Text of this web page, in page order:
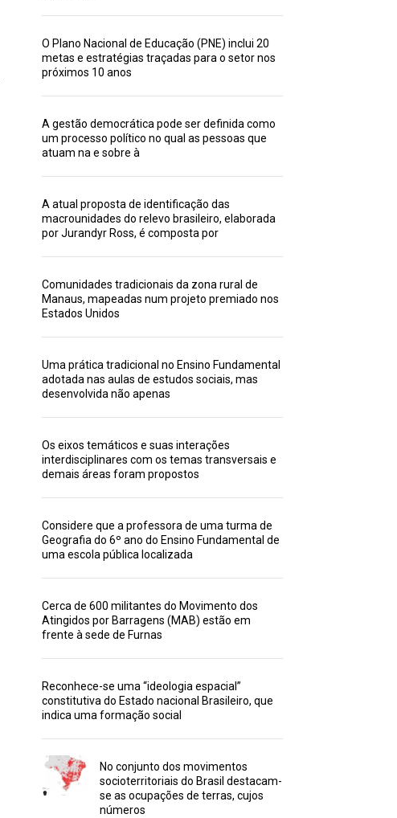
O Plano Nacional de Educação (PNE) inclui 20
metas e estratégias traçadas para o setor nos
próximos 10 anos
A gestão democrática pode ser definida como
um processo político no qual as pessoas que
atuam na e sobre à
A atual proposta de identificação das
macrounidades do relevo brasileiro, elaborada
por Jurandyr Ross, é composta por
Comunidades tradicionais da zona rural de
Manaus, mapeadas num projeto premiado nos
Estados Unidos
Uma prática tradicional no Ensino Fundamental
adotada nas aulas de estudos sociais, mas
desenvolvida não apenas
Os eixos temáticos e suas interações
interdisciplinares com os temas transversais e
demais áreas foram propostos
Considere que a professora de uma turma de
Geografia do 6º ano do Ensino Fundamental de
uma escola pública localizada
Cerca de 600 militantes do Movimento dos
Atingidos por Barragens (MAB) estão em
frente à sede de Furnas
Reconhece-se uma “ideologia espacial”
constitutiva do Estado nacional Brasileiro, que
indica uma formação social
No conjunto dos movimentos
socioterritoriais do Brasil destacam-
se as ocupações de terras, cujos
números